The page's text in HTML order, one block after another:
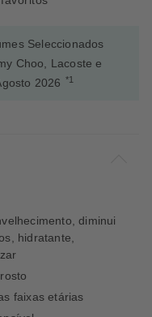
Seleccionados
Choo, Lacoste e
2026 *1
diminui
hidratante,
faixas etárias